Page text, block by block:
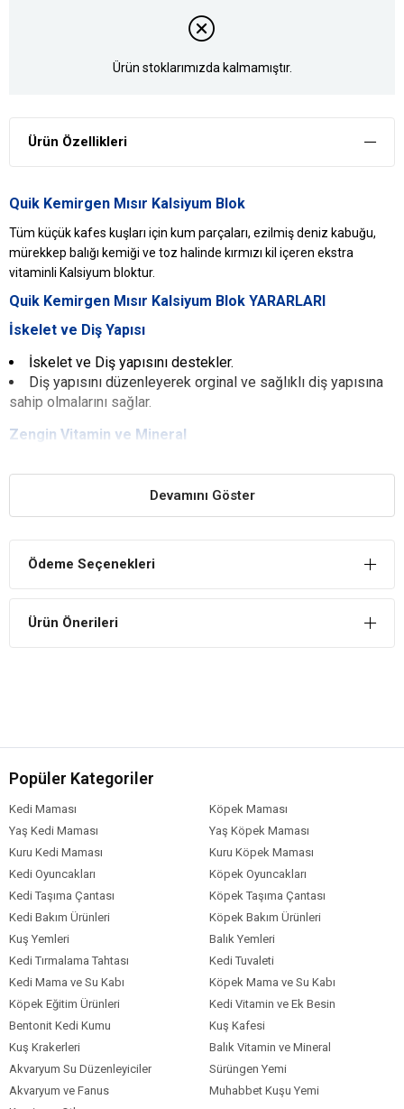
Ürün stoklarımızda kalmamıştır.
Ürün Özellikleri
Quik Kemirgen Mısır Kalsiyum Blok
Tüm küçük kafes kuşları için kum parçaları, ezilmiş deniz kabuğu,
mürekkep balığı kemiği ve toz halinde kırmızı kil içeren ekstra
vitaminli Kalsiyum bloktur.
Quik Kemirgen Mısır Kalsiyum Blok YARARLARI
İskelet ve Diş Yapısı
İskelet ve Diş yapısını destekler.
Diş yapısını düzenleyerek orginal ve sağlıklı diş yapısına
sahip olmalarını sağlar.
Zengin Vitamin ve Mineral
Kafes içerisinde, kemirgenlerin rahatça
Devamını Göster
Ödeme Seçenekleri
Ürün Önerileri
Popüler Kategoriler
Kedi Maması
Köpek Maması
Yaş Kedi Maması
Yaş Köpek Maması
Kuru Kedi Maması
Kuru Köpek Maması
Kedi Oyuncakları
Köpek Oyuncakları
Kedi Taşıma Çantası
Köpek Taşıma Çantası
Kedi Bakım Ürünleri
Köpek Bakım Ürünleri
Kuş Yemleri
Balık Yemleri
Kedi Tırmalama Tahtası
Kedi Tuvaleti
Kedi Mama ve Su Kabı
Köpek Mama ve Su Kabı
Köpek Eğitim Ürünleri
Kedi Vitamin ve Ek Besin
Bentonit Kedi Kumu
Kuş Kafesi
Kuş Krakerleri
Balık Vitamin ve Mineral
Akvaryum Su Düzenleyiciler
Sürüngen Yemi
Akvaryum ve Fanus
Muhabbet Kuşu Yemi